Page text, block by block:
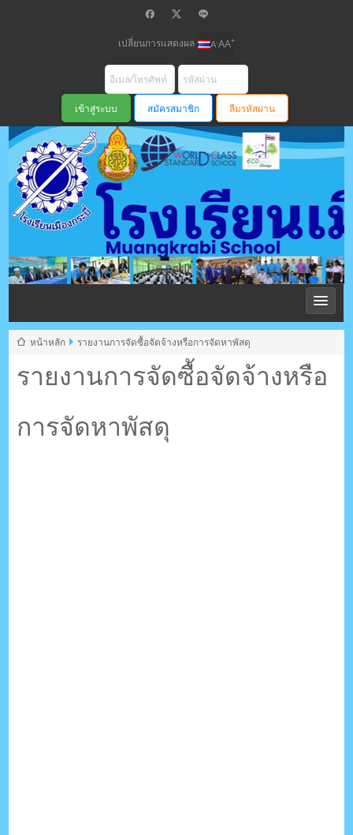
เปลี่ยนการแสดงผล A-AA+
สมัครสมาชิก ลืมรหัสผ่าน
โรงเรียนเมือง
กระบี่ สพม
ตรัง กระบี่
ระบบบริหารจัดการเว็บไซต์ (CMS) ด้วย Ajax โดยคนไทย
รายงานการจัดซื้อจัดจ้างหรือ
การจัดหาพัสดุ
หน้าหลัก รายงานการจัดซื้อจัดจ้างหรือการจัดหาพัสดุ